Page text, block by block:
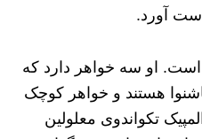
آورد.
او سه خواهر دارد که
هستند و خواهر کوچک
تکواندوی معلولین